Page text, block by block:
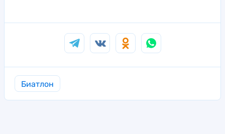
Биатлон